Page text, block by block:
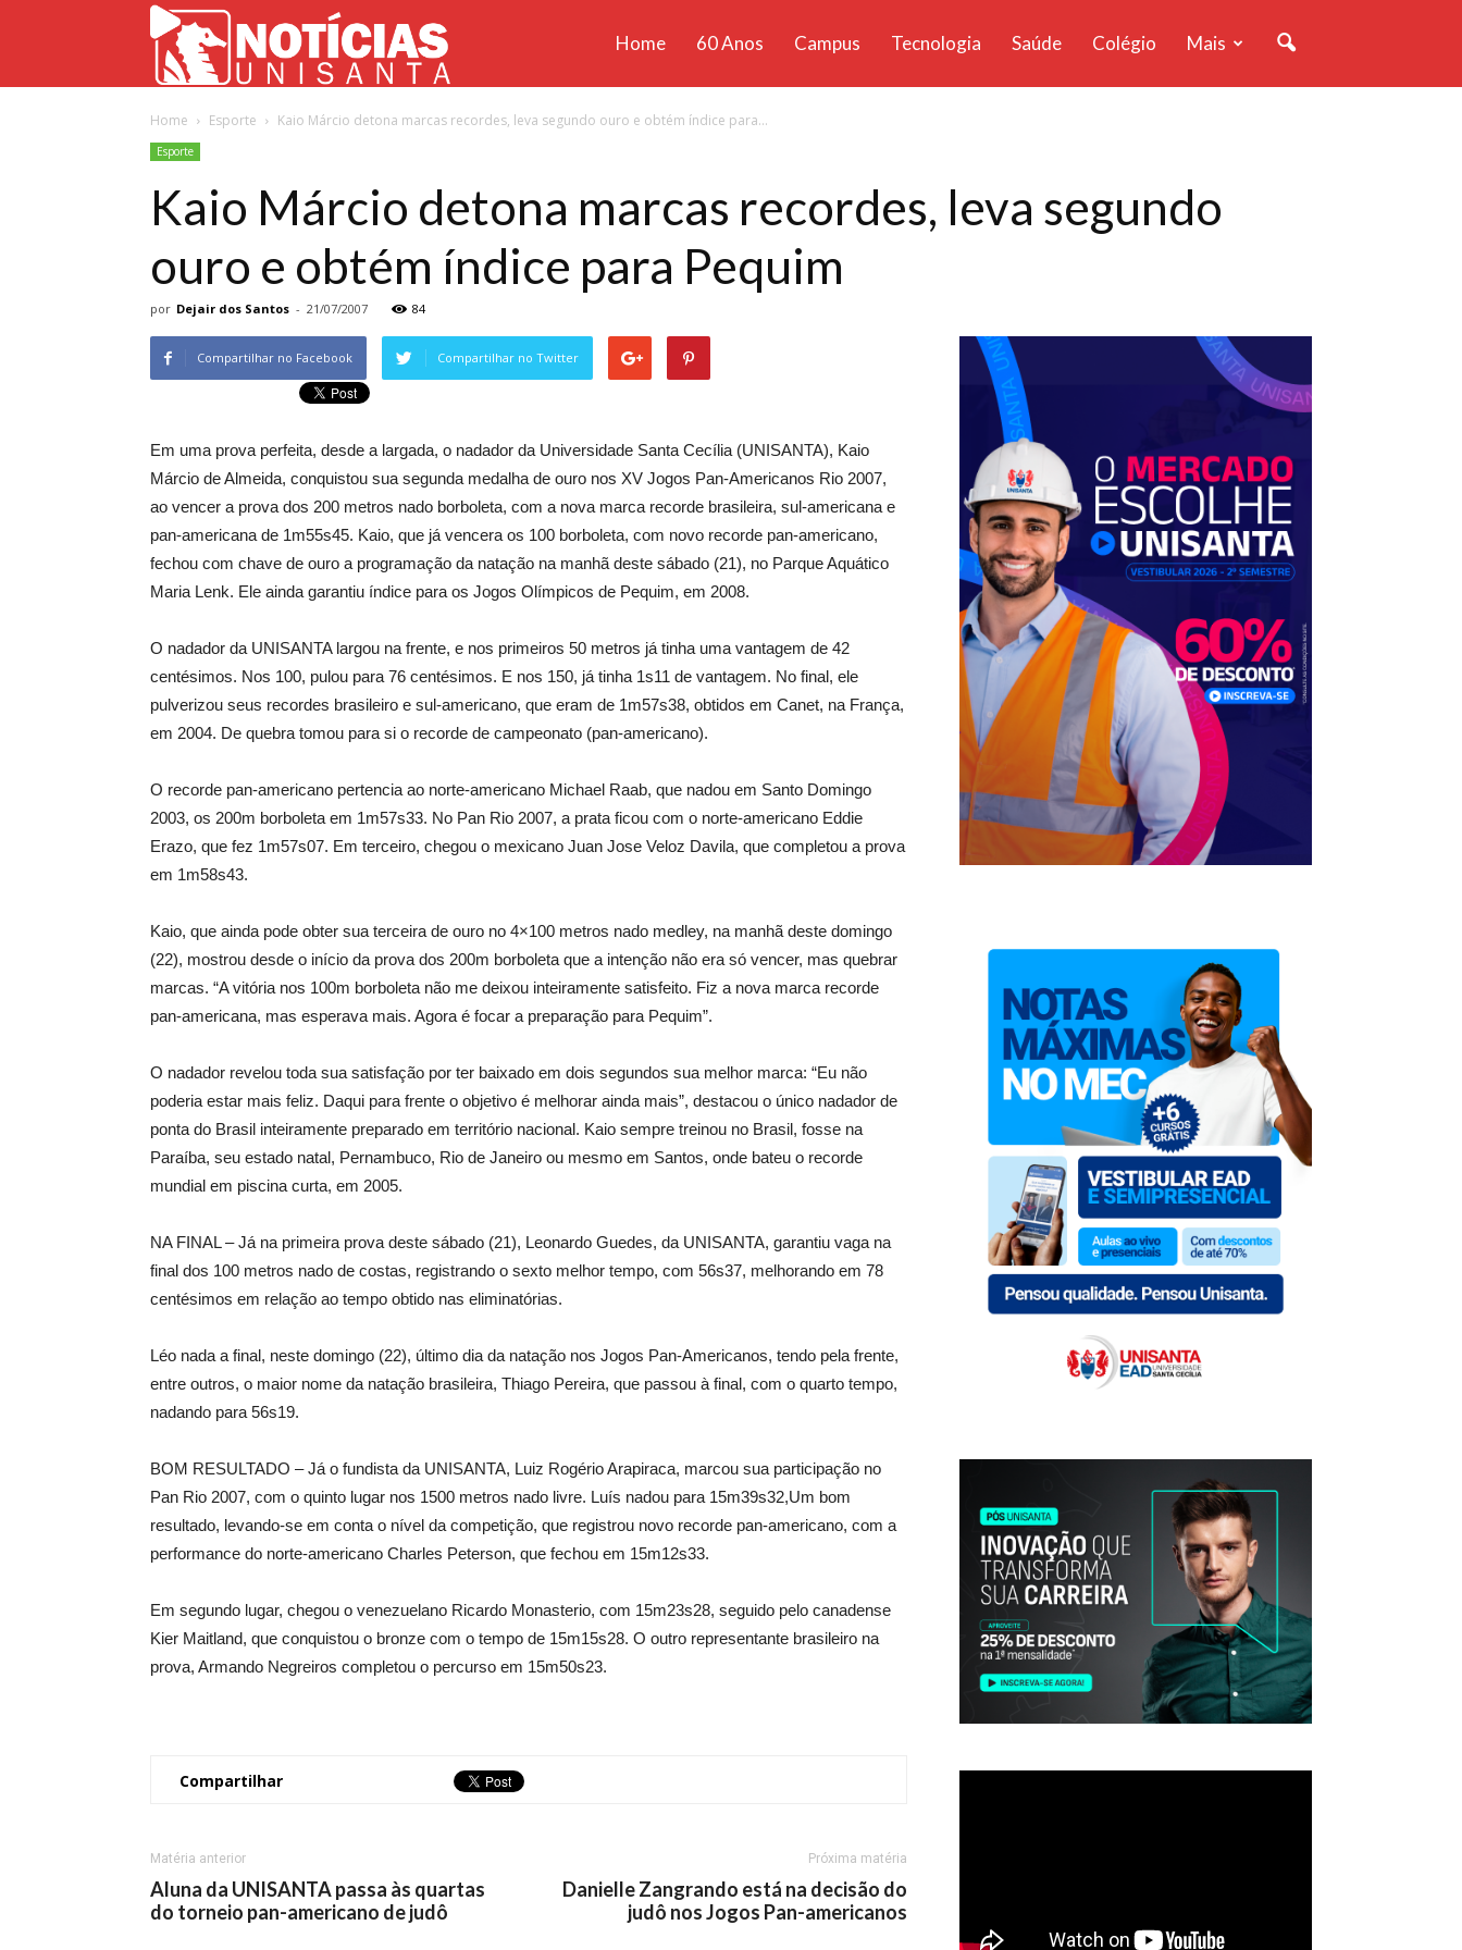
Unisanta
Home 60 Anos Campus Tecnologia Saúde Colégio Mais
Home Esporte Kaio Márcio detona marcas recordes, leva segundo ouro e obtém índice para...
Esporte
Kaio Márcio detona marcas recordes, leva segundo
ouro e obtém índice para Pequim
por Dejair dos Santos - 21/07/2007 84
Compartilhar no Facebook Compartilhar no Twitter
Em uma prova perfeita, desde a largada, o nadador da Universidade Santa Cecília (UNISANTA), Kaio
Márcio de Almeida, conquistou sua segunda medalha de ouro nos XV Jogos Pan-Americanos Rio 2007,
ao vencer a prova dos 200 metros nado borboleta, com a nova marca recorde brasileira, sul-americana e
pan-americana de 1m55s45. Kaio, que já vencera os 100 borboleta, com novo recorde pan-americano,
fechou com chave de ouro a programação da natação na manhã deste sábado (21), no Parque Aquático
Maria Lenk. Ele ainda garantiu índice para os Jogos Olímpicos de Pequim, em 2008.
O nadador da UNISANTA largou na frente, e nos primeiros 50 metros já tinha uma vantagem de 42
centésimos. Nos 100, pulou para 76 centésimos. E nos 150, já tinha 1s11 de vantagem. No final, ele
pulverizou seus recordes brasileiro e sul-americano, que eram de 1m57s38, obtidos em Canet, na França,
em 2004. De quebra tomou para si o recorde de campeonato (pan-americano).
O recorde pan-americano pertencia ao norte-americano Michael Raab, que nadou em Santo Domingo
2003, os 200m borboleta em 1m57s33. No Pan Rio 2007, a prata ficou com o norte-americano Eddie
Erazo, que fez 1m57s07. Em terceiro, chegou o mexicano Juan Jose Veloz Davila, que completou a prova
em 1m58s43.
Kaio, que ainda pode obter sua terceira de ouro no 4×100 metros nado medley, na manhã deste domingo
(22), mostrou desde o início da prova dos 200m borboleta que a intenção não era só vencer, mas quebrar
marcas. “A vitória nos 100m borboleta não me deixou inteiramente satisfeito. Fiz a nova marca recorde
pan-americana, mas esperava mais. Agora é focar a preparação para Pequim”.
O nadador revelou toda sua satisfação por ter baixado em dois segundos sua melhor marca: “Eu não
poderia estar mais feliz. Daqui para frente o objetivo é melhorar ainda mais”, destacou o único nadador de
ponta do Brasil inteiramente preparado em território nacional. Kaio sempre treinou no Brasil, fosse na
Paraíba, seu estado natal, Pernambuco, Rio de Janeiro ou mesmo em Santos, onde bateu o recorde
mundial em piscina curta, em 2005.
NA FINAL – Já na primeira prova deste sábado (21), Leonardo Guedes, da UNISANTA, garantiu vaga na
final dos 100 metros nado de costas, registrando o sexto melhor tempo, com 56s37, melhorando em 78
centésimos em relação ao tempo obtido nas eliminatórias.
Léo nada a final, neste domingo (22), último dia da natação nos Jogos Pan-Americanos, tendo pela frente,
entre outros, o maior nome da natação brasileira, Thiago Pereira, que passou à final, com o quarto tempo,
nadando para 56s19.
BOM RESULTADO – Já o fundista da UNISANTA, Luiz Rogério Arapiraca, marcou sua participação no
Pan Rio 2007, com o quinto lugar nos 1500 metros nado livre. Luís nadou para 15m39s32,Um bom
resultado, levando-se em conta o nível da competição, que registrou novo recorde pan-americano, com a
performance do norte-americano Charles Peterson, que fechou em 15m12s33.
Em segundo lugar, chegou o venezuelano Ricardo Monasterio, com 15m23s28, seguido pelo canadense
Kier Maitland, que conquistou o bronze com o tempo de 15m15s28. O outro representante brasileiro na
prova, Armando Negreiros completou o percurso em 15m50s23.
Compartilhar
Matéria anterior
Aluna da UNISANTA passa às quartas
do torneio pan-americano de judô
Próxima matéria
Danielle Zangrando está na decisão do
judô nos Jogos Pan-americanos